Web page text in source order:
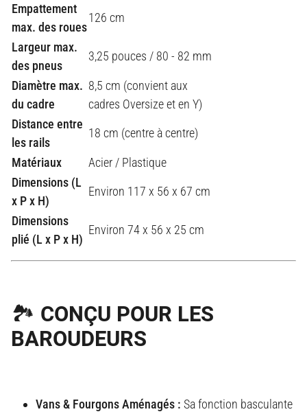
Empattement
max. des roues
126 cm
Largeur max.
des pneus
3,25 pouces / 80 - 82 mm
Diamètre max.
du cadre
8,5 cm (convient aux
cadres Oversize et en Y)
Distance entre
les rails
18 cm (centre à centre)
Matériaux
Acier / Plastique
Dimensions (L
x P x H)
Environ 117 x 56 x 67 cm
Dimensions
plié (L x P x H)
Environ 74 x 56 x 25 cm
🏞️ CONÇU POUR LES
BAROUDEURS
Vans & Fourgons Aménagés : Sa fonction basculante